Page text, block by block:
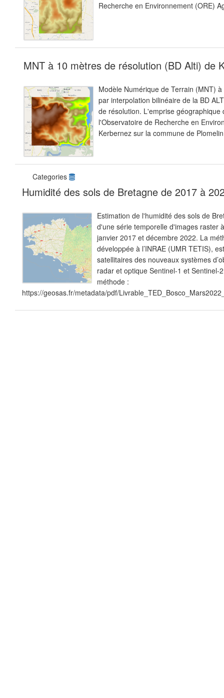
Recherche en Environnement (ORE)
MNT à 10 mètres de résolution (BD Alti) de
Modèle Numérique de Terrain (MNT)
par interpolation bilinéaire de la BD
de résolution. L'emprise
l'Observatoire de Recherche en
Kerbernez sur la commune de
Categories
Humidité des sols de Bretagne de 2017 à
Estimation de l'humidité des sols de
d'une série temporelle d'images raster
janvier 2017 et décembre 2022. La
développée à l’INRAE (UMR TETIS),
satellitaires des nouveaux systèmes
radar et optique Sentinel-1 et Sentinel-
méthode :
https://geosas.fr/metadata/pdf/